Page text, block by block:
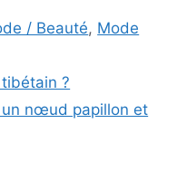
/ Beauté, Mode
?
nœud papillon et